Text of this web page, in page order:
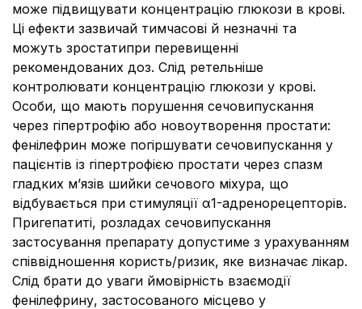
може підвищувати концентрацію глюкози в крові.
Ці ефекти зазвичай тимчасові й незначні та
можуть зростатипри перевищенні
рекомендованих доз. Слід ретельніше
контролювати концентрацію глюкози у крові.
Особи, що мають порушення сечовипускання
через гіпертрофію або новоутворення простати:
фенілефрин може погіршувати сечовипускання у
пацієнтів із гіпертрофією простати через спазм
гладких м’язів шийки сечового міхура, що
відбувається при стимуляції α1-адренорецепторів.
Пригепатиті, розладах сечовипускання
застосування препарату допустиме з урахуванням
співвідношення користь/ризик, яке визначає лікар.
Слід брати до уваги ймовірність взаємодії
фенілефрину, застосованого місцево у